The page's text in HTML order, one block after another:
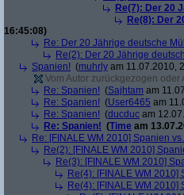
Re(7): Der 20
Re(8): Der
16:45:08)
Re: Der 20 Jährige deutsche
Re(2): Der 20 Jährige
Spanien! (muhrly am 11.07.2010,
Vom Autor zurückgezogen
Re: Spanien! (Sajhtam am
Re: Spanien! (User6465 am
Re: Spanien! (ducduc am
Re: Spanien! (Time am
Re: [FINALE WM 2010] Spanien
Re(2): [FINALE WM 2010]
Re(3): [FINALE WM 2010]
Re(4): [FINALE WM 2010]
Re(4): [FINALE WM 2010]